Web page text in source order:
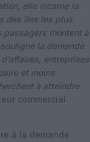
elle incarne la
des îles les plus
passagers montent à
la demande
entreprises
et moins
à atteindre
commercial
à la demande